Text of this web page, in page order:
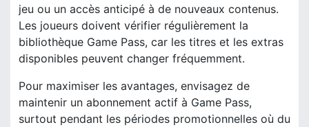
jeu ou un accès anticipé à de nouveaux contenus.
Les joueurs doivent vérifier régulièrement la
bibliothèque Game Pass, car les titres et les extras
disponibles peuvent changer fréquemment.
Pour maximiser les avantages, envisagez de
maintenir un abonnement actif à Game Pass,
surtout pendant les périodes promotionnelles où du